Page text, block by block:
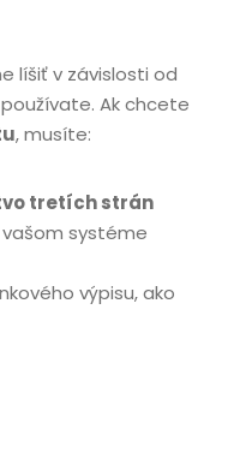
líšiť v závislosti od
Ak chcete
, musíte:
tretích strán
systéme
výpisu, ako